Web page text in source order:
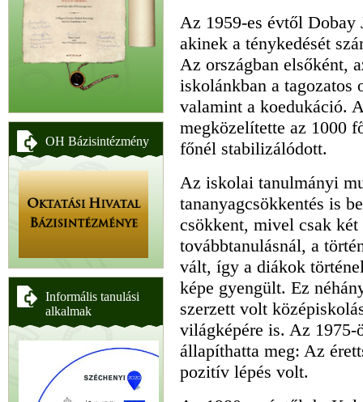
OH Bázisintézmény
Informális tanulási
alkalmak
Az 1959-es évtől Dobay
akinek a ténykedését
Az országban elsőként,
iskolánkban a
valamint a koedukáció.
megközelítette az 1000
főnél stabilizálódott.
Az iskolai tanulmányi
tananyagcsökkentés is
csökkent, mivel csak
továbbtanulásnál, a
vált, így a diákok
képe gyengült. Ez
szerzett volt
világképére is. Az 1975-
állapíthatta meg: Az
pozitív lépés volt.